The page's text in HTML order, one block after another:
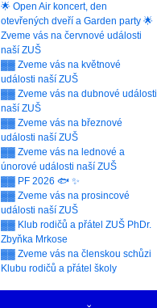
🌟 Open Air koncert, den
otevřených dveří a Garden party 🌟
Zveme vás na červnové události
naší ZUŠ
▓▓ Zveme vás na květnové
události naší ZUŠ
▓▓ Zveme vás na dubnové události
naší ZUŠ
▓▓ Zveme vás na březnové
události naší ZUŠ
▓▓ Zveme vás na lednové a
únorové události naší ZUŠ
▓▓ PF 2026 🐟 ✨
▓▓ Zveme vás na prosincové
události naší ZUŠ
▓▓ Klub rodičů a přátel ZUŠ PhDr.
Zbyňka Mrkose
▓▓ Zveme vás na členskou schůzi
Klubu rodičů a přátel školy